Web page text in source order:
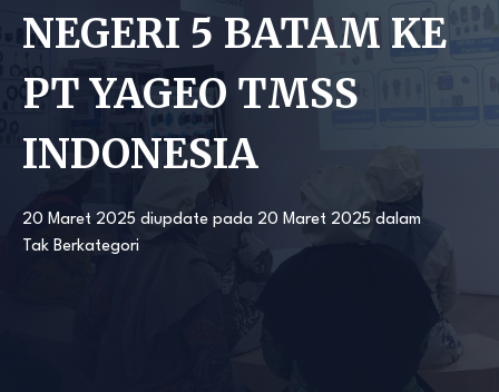
NEGERI 5 BATAM KE
PT YAGEO TMSS
INDONESIA
20 Maret 2025 diupdate pada 20 Maret 2025 dalam
Tak Berkategori